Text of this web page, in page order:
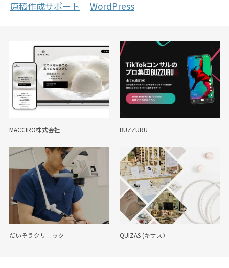
原稿作成サポート WordPress
MACCIRO株式会社 BUZZURU
だいぞうクリニック QUIZAS (キサス）